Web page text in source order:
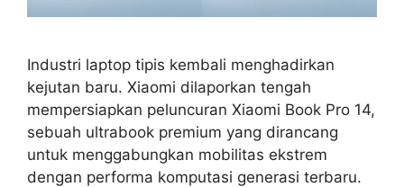
Industri laptop tipis kembali menghadirkan
kejutan baru. Xiaomi dilaporkan tengah
mempersiapkan peluncuran Xiaomi Book Pro 14,
sebuah ultrabook premium yang dirancang
untuk menggabungkan mobilitas ekstrem
dengan performa komputasi generasi terbaru.